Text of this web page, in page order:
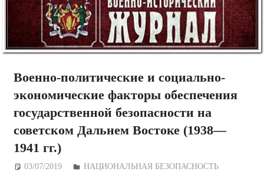
Военно-политические и социально-
экономические факторы обеспечения
государственной безопасности на
советском Дальнем Востоке (1938—
1941 гг.)
03/07/2019 Дежурный по Редакции
НАЦИОНАЛЬНАЯ БЕЗОПАСНОСТЬ